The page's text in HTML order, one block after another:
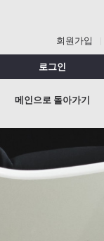
회원가입
로그인
메인으로 돌아가기